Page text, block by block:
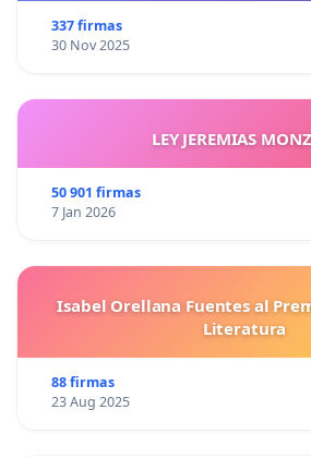
337 firmas
30 Nov 2025
LEY JEREMIAS
50 901 firmas
7 Jan 2026
Isabel Orellana Fuentes al
Literatura
88 firmas
23 Aug 2025